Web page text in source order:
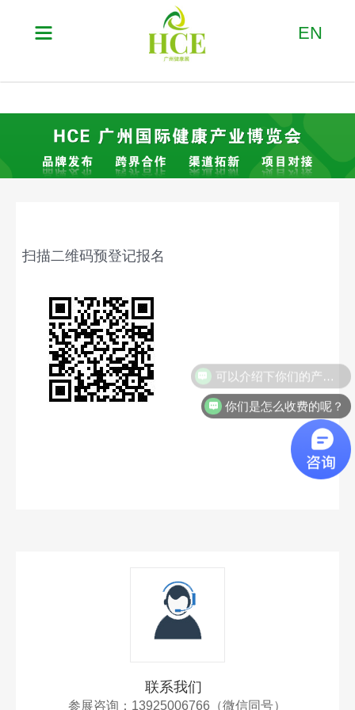
 EN
扫描二维码预登记报名
联系我们
参展咨询：13925006766（微信同号）
你们是怎么收费的呢？